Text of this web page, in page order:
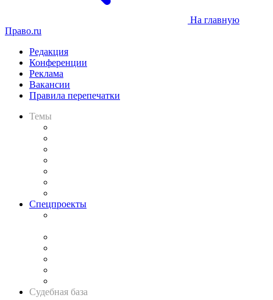
На главную
Право.ru
Редакция
Конференции
Реклама
Вакансии
Правила перепечатки
Темы
Спецпроекты
Судебная база